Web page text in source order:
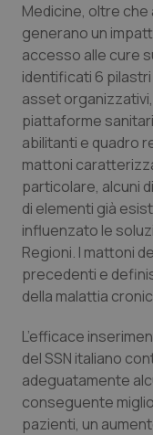
Medicine, oltre che
generano un
accesso alle cure
identificati 6
asset
piattaforme
abilitanti e quadro
mattoni
particolare, alcuni
di elementi già
influenzato le
Regioni. I mattoni
precedenti e
della malattia
L’efficace
del SSN italiano
adeguatamente
conseguente
pazienti, un